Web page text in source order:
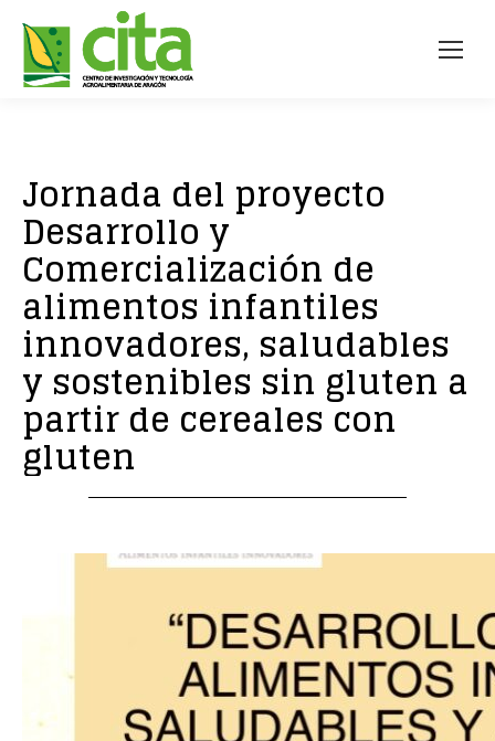
Jornada del proyecto
Desarrollo y
Comercialización de
alimentos infantiles
innovadores, saludables
y sostenibles sin gluten a
partir de cereales con
gluten